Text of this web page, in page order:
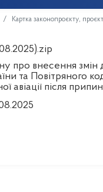
Картка законопроєкту,
про внесення змін
та Повітряного
авіації після